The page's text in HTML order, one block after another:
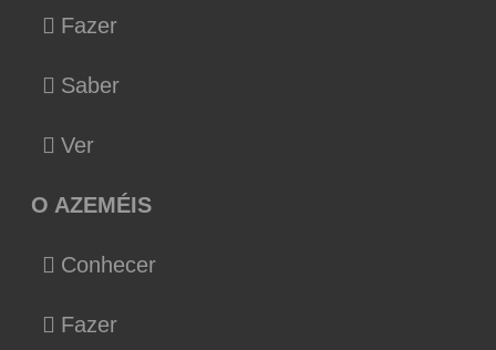
Fazer
Saber
Ver
O AZEMÉIS
Conhecer
Fazer